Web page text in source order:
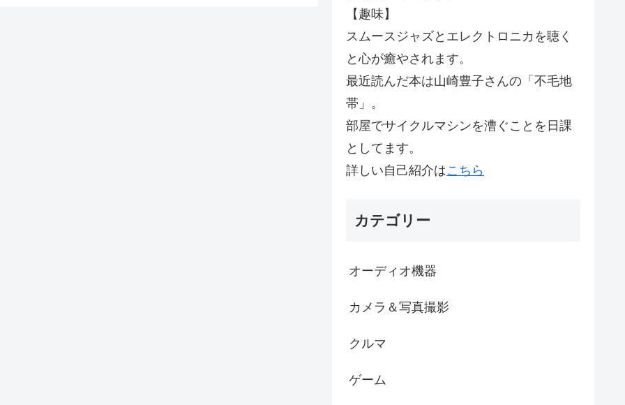
【趣味】
スムースジャズとエレクトロニカを聴く
と心が癒やされます。
最近読んだ本は山崎豊子さんの「不毛地
帯」。
部屋でサイクルマシンを漕ぐことを日課
としてます。
詳しい自己紹介はこちら
カテゴリー
オーディオ機器
カメラ＆写真撮影
クルマ
ゲーム